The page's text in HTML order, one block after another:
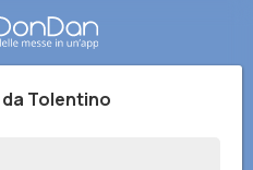
Tolentino